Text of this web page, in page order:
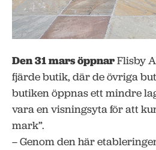
Den 31 mars öppnarFlisby
fjärde butik, där de övriga
butiken öppnas ett mindre
vara en visningsyta för att
mark”.
– Genom den här